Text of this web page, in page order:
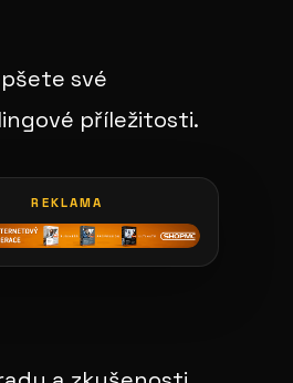
své
příležitosti.
REKLAMA